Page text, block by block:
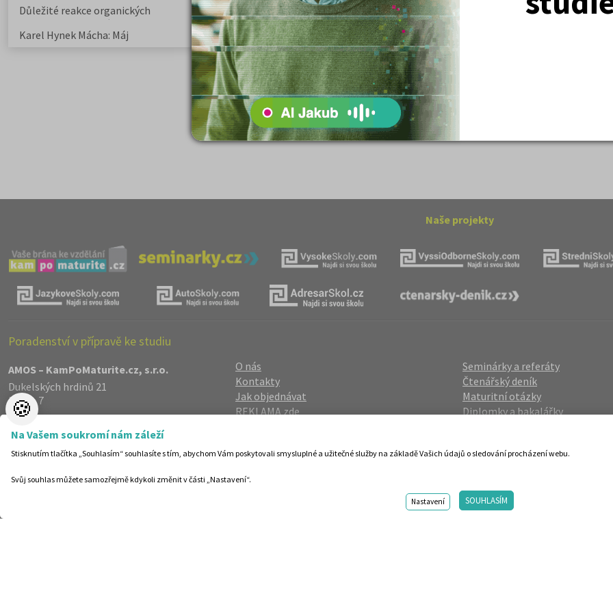
Důležité reakce organických
sloučenin a jejich význam
Zákonitosti v elektronové struktuře
Základní charakteristiky obyvatelstva
a geografie sídel
Karel Hynek Mácha: Máj
Karel Havlíček Borovský: Tyrolské
elegie
Romain Rolland: Petr a Lucie
Naše projekty
Poradenství v přípravě ke studiu
AMOS – KamPoMaturite.cz, s.r.o.
Dukelských hrdinů 21
Praha 7
170 00
info@kampomaturite.cz
O nás
Kontakty
Jak objednávat
REKLAMA zde
Registrace/Login
Helpdesk
Seminárky a referáty
Čtenářský deník
Maturitní otázky
Diplomky a bakalářky
Přijímací zkoušky
🍪
Na Vašem soukromí nám záleží
Stisknutím tlačítka „Souhlasím“ souhlasíte s tím, abychom Vám poskytovali smysluplné a užitečné služby na základě Vašich údajů o sledování procházení webu.
Svůj souhlas můžete samozřejmě kdykoli změnit v části „Nastavení“.
Nastavení SOUHLASÍM